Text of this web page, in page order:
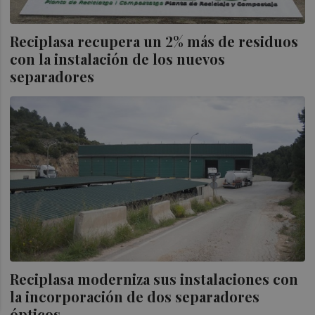
Reciplasa recupera un 2% más de residuos
con la instalación de los nuevos
separadores
Reciplasa moderniza sus instalaciones con
la incorporación de dos separadores